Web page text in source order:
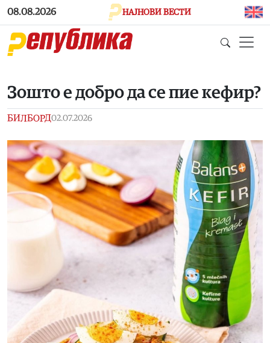
Skip to main content
08.08.2026 НАЈНОВИ ВЕСТИ
Зошто е добро да се пие кефир?
БИЛБОРД02.07.2026